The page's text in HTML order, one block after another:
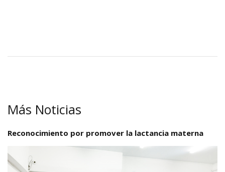
Más Noticias
Reconocimiento por promover la lactancia materna